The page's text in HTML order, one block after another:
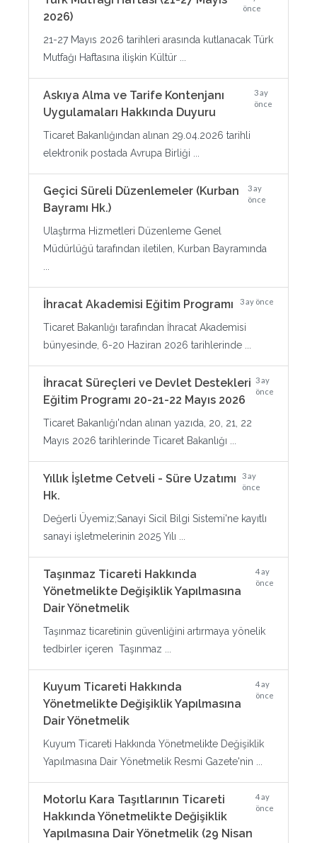
2026)
önce
21-27 Mayıs 2026 tarihleri arasında kutlanacak Türk
Mutfağı Haftasına ilişkin Kültür ...
Askıya Alma ve Tarife Kontenjanı
Uygulamaları Hakkında Duyuru
3 ay
önce
Ticaret Bakanlığından alınan 29.04.2026 tarihli
elektronik postada Avrupa Birliği ...
Geçici Süreli Düzenlemeler (Kurban
Bayramı Hk.)
3 ay
önce
Ulaştırma Hizmetleri Düzenleme Genel
Müdürlüğü tarafından iletilen, Kurban Bayramında
İhracat Akademisi Eğitim Programı 3 ay önce
Ticaret Bakanlığı tarafından İhracat Akademisi
bünyesinde, 6-20 Haziran 2026 tarihlerinde ...
İhracat Süreçleri ve Devlet Destekleri
Eğitim Programı 20-21-22 Mayıs 2026
3 ay
önce
Ticaret Bakanlığı'ndan alınan yazıda, 20, 21, 22
Mayıs 2026 tarihlerinde Ticaret Bakanlığı ...
Yıllık İşletme Cetveli - Süre Uzatımı
Hk.
3 ay
önce
Değerli Üyemiz;Sanayi Sicil Bilgi Sistemi'ne kayıtlı
sanayi işletmelerinin 2025 Yılı ...
Taşınmaz Ticareti Hakkında
Yönetmelikte Değişiklik Yapılmasına
Dair Yönetmelik
4 ay
önce
Taşınmaz ticaretinin güvenliğini artırmaya yönelik
tedbirler içeren Taşınmaz ...
Kuyum Ticareti Hakkında
Yönetmelikte Değişiklik Yapılmasına
Dair Yönetmelik
4 ay
önce
Kuyum Ticareti Hakkında Yönetmelikte Değişiklik
Yapılmasına Dair Yönetmelik Resmi Gazete'nin ...
Motorlu Kara Taşıtlarının Ticareti
Hakkında Yönetmelikte Değişiklik
Yapılmasına Dair Yönetmelik (29 Nisan
4 ay
önce